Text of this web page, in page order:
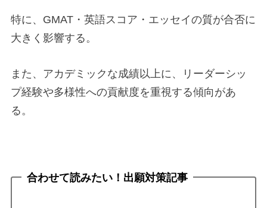
特に、GMAT・英語スコア・エッセイの質が合否に
大きく影響する。
また、アカデミックな成績以上に、リーダーシッ
プ経験や多様性への貢献度を重視する傾向があ
る。
合わせて読みたい！出願対策記事